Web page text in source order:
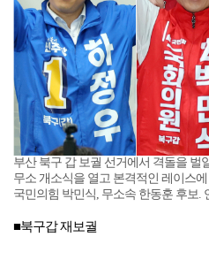
부산 북구 갑 보궐 선거에서 격돌을 벌
무소 개소식을 열고 본격적인 레이스
국민의힘 박민식, 무소속 한동훈 후보.
■북구갑 재보궐